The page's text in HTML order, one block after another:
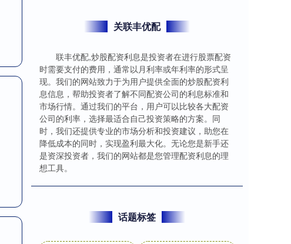
关联丰优配
联丰优配,炒股配资利息是投资者在进行股票配资
时需要支付的费用，通常以月利率或年利率的形式呈
现。我们的网站致力于为用户提供全面的炒股配资利
息信息，帮助投资者了解不同配资公司的利息标准和
市场行情。通过我们的平台，用户可以比较各大配资
公司的利率，选择最适合自己投资策略的方案。同
时，我们还提供专业的市场分析和投资建议，助您在
降低成本的同时，实现盈利最大化。无论您是新手还
是资深投资者，我们的网站都是您管理配资利息的理
想工具。
话题标签